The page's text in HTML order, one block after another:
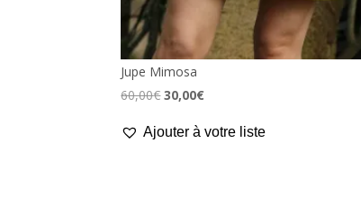
Jupe Mimosa
60,00€Le
initial
30,00€Le
actuel
Ajouter à votre liste